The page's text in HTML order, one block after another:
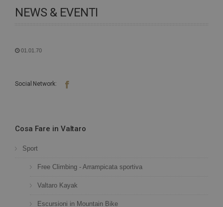
NEWS & EVENTI
01.01.70
Social Network:
Cosa Fare in Valtaro
Sport
Free Climbing - Arrampicata sportiva
Valtaro Kayak
Escursioni in Mountain Bike